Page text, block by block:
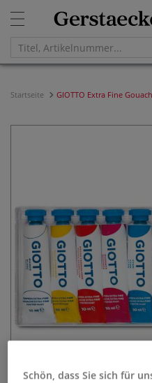
Startseite GIOTTO Extra Fine
Schön, dass Sie sich für